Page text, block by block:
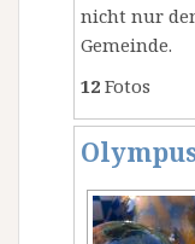
nicht nur
Gemeinde.
12 Fotos